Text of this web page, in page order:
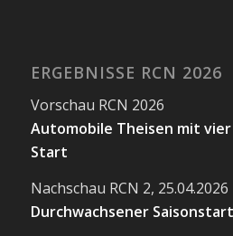
ERGEBNISSE RCN 2026
Vorschau RCN 2026
Automobile Theisen mit
Start
Nachschau RCN 2, 25.04.2026
Durchwachsener